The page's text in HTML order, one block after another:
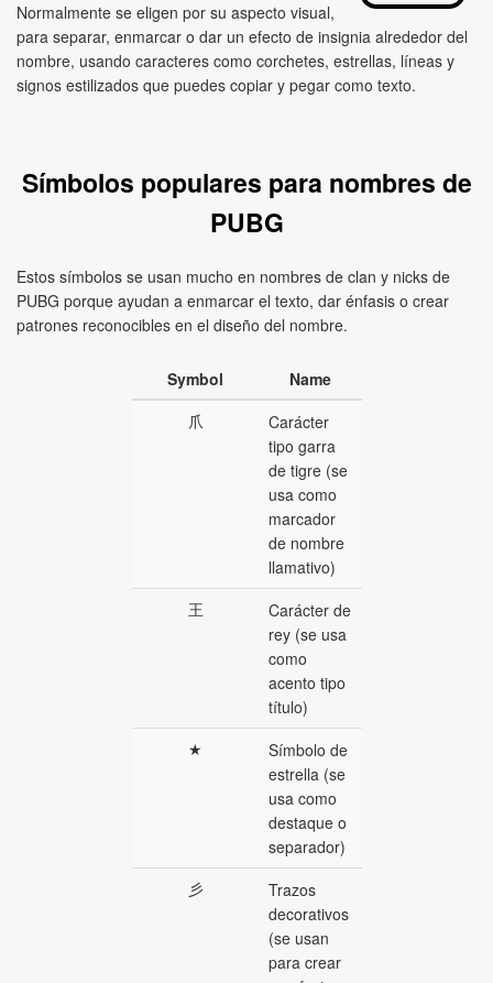
Normalmente se eligen por su aspecto visual,
para separar, enmarcar o dar un efecto de insignia alrededor del
nombre, usando caracteres como corchetes, estrellas, líneas y
signos estilizados que puedes copiar y pegar como texto.
Símbolos populares para nombres de
PUBG
Estos símbolos se usan mucho en nombres de clan y nicks de
PUBG porque ayudan a enmarcar el texto, dar énfasis o crear
patrones reconocibles en el diseño del nombre.
Symbol
Name
爪
Carácter
tipo garra
de tigre (se
usa como
marcador
de nombre
llamativo)
王
Carácter de
rey (se usa
como
acento tipo
título)
★
Símbolo de
estrella (se
usa como
destaque o
separador)
彡
Trazos
decorativos
(se usan
para crear